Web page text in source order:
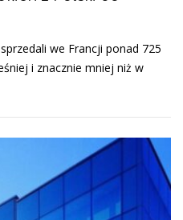
we Francji ponad 725
i znacznie mniej niż w